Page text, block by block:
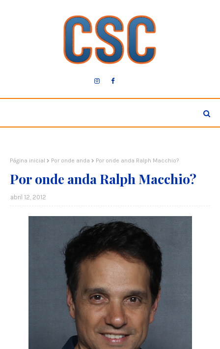
Página inicial Por onde anda Por onde anda Ralph Macchio?
Por onde anda Ralph Macchio?
abril 12, 2012